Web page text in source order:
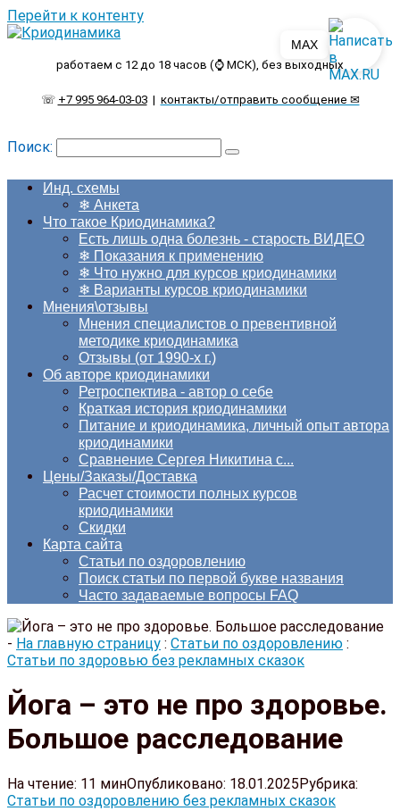
Перейти к контенту
работаем с 12 до 18 часов (⌚ МСК), без выходных
☏ +7 995 964-03-03| контакты/отправить сообщение ✉
Поиск:
Инд. схемы
❄ Анкета
Что такое Криодинамика?
Есть лишь одна болезнь - старость ВИДЕО
❄ Показания к применению
❄ Что нужно для курсов криодинамики
❄ Варианты курсов криодинамики
Мнения\отзывы
Мнения специалистов о превентивной
методике криодинамика
Отзывы (от 1990-х г.)
Об авторе криодинамики
Ретроспектива - автор о себе
Краткая история криодинамики
Питание и криодинамика, личный опыт автора
криодинамики
Сравнение Сергея Никитина с...
Цены/Заказы/Доставка
Расчет стоимости полных курсов
криодинамики
Скидки
Карта сайта
Статьи по оздоровлению
Поиск статьи по первой букве названия
Часто задаваемые вопросы FAQ
- На главную страницу : Статьи по оздоровлению :
Статьи по здоровью без рекламных сказок
Йога – это не про здоровье.
Большое расследование
На чтение: 11 минОпубликовано: 18.01.2025Рубрика:
Статьи по оздоровлению без рекламных сказок
MAX